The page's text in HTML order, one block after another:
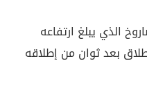
الذي يبلغ ارتفاعه
بعد ثوان من إطلاقه